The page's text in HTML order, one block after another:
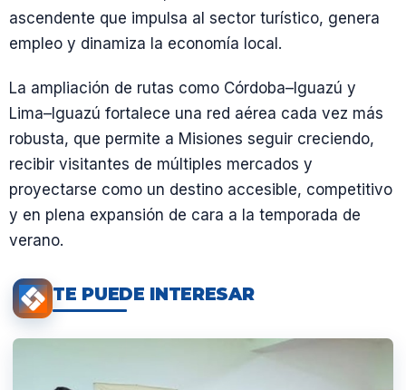
ascendente que impulsa al sector turístico, genera
empleo y dinamiza la economía local.
La ampliación de rutas como Córdoba–Iguazú y
Lima–Iguazú fortalece una red aérea cada vez más
robusta, que permite a Misiones seguir creciendo,
recibir visitantes de múltiples mercados y
proyectarse como un destino accesible, competitivo
y en plena expansión de cara a la temporada de
verano.
TE PUEDE INTERESAR